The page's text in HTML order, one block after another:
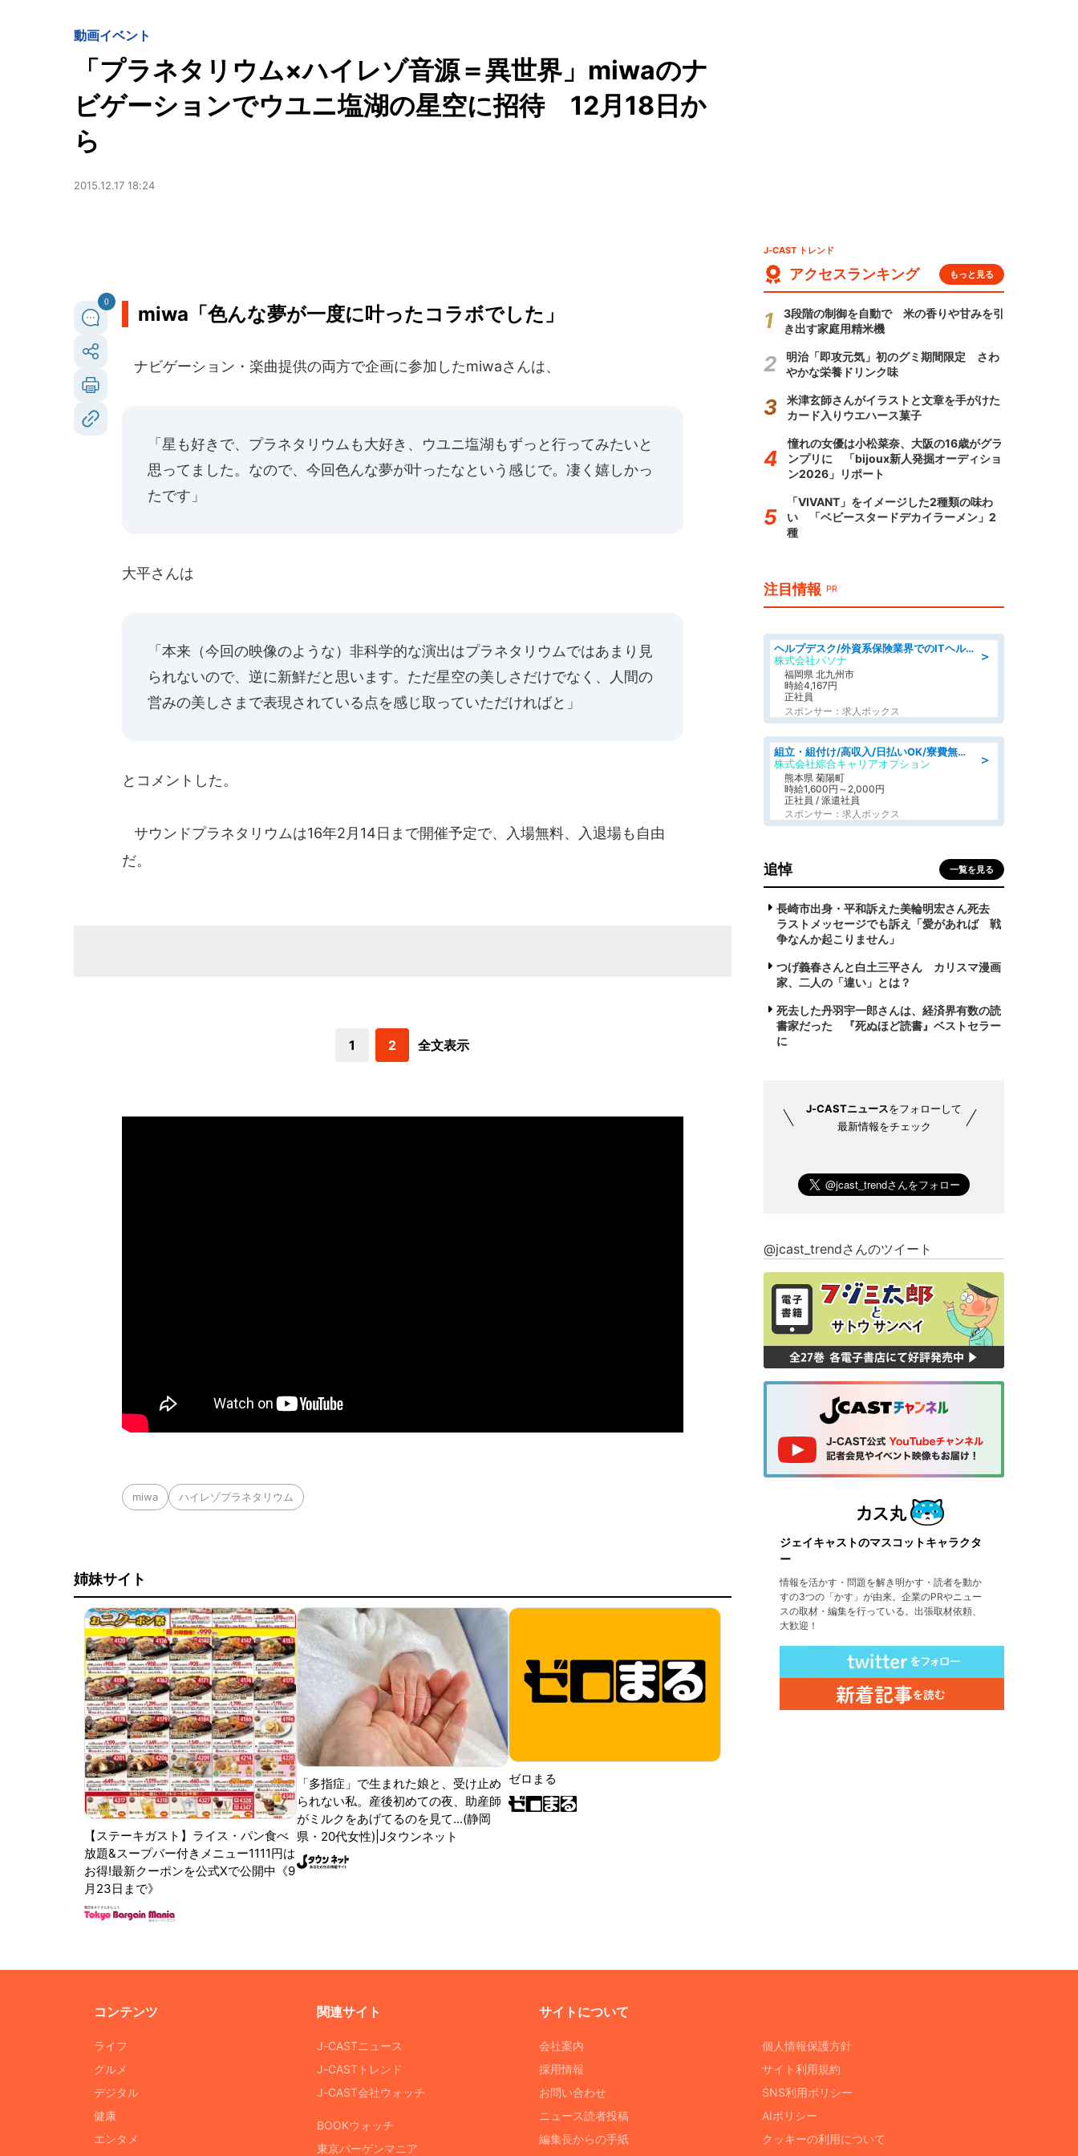
動画イベント
「プラネタリウム×ハイレゾ音源＝異世界」miwaのナ
ビゲーションでウユニ塩湖の星空に招待 12月18日か
ら
2015.12.17 18:24
0
miwa「色んな夢が一度に叶ったコラボでした」
ナビゲーション・楽曲提供の両方で企画に参加したmiwaさんは、
「星も好きで、プラネタリウムも大好き、ウユニ塩湖もずっと行ってみたいと
思ってました。なので、今回色んな夢が叶ったなという感じで。凄く嬉しかっ
たです」
大平さんは
「本来（今回の映像のような）非科学的な演出はプラネタリウムではあまり見
られないので、逆に新鮮だと思います。ただ星空の美しさだけでなく、人間の
営みの美しさまで表現されている点を感じ取っていただければと」
とコメントした。
サウンドプラネタリウムは16年2月14日まで開催予定で、入場無料、入退場も自由
だ。
1 2 全文表示
miwa ハイレゾプラネタリウム
姉妹サイト
【ステーキガスト】ライス・パン食べ
放題&スープバー付きメニュー1111円は
お得!最新クーポンを公式Xで公開中《9
月23日まで》
「多指症」で生まれた娘と、受け止め
られない私。産後初めての夜、助産師
がミルクをあげてるのを見て...(静岡
県・20代女性)|Jタウンネット
ゼロまる
J-CAST トレンド
アクセスランキング もっと見る
3段階の制御を自動で 米の香りや甘みを引
き出す家庭用精米機
明治「即攻元気」初のグミ期間限定 さわ
やかな栄養ドリンク味
米津玄師さんがイラストと文章を手がけた
カード入りウエハース菓子
憧れの女優は小松菜奈、大阪の16歳がグラ
ンプリに 「bijoux新人発掘オーディショ
ン2026」リポート
「VIVANT」をイメージした2種類の味わ
い 「ベビースタードデカイラーメン」2
種
注目情報 PR
＞
ヘルプデスク/外資系保険業界でのITヘルプデスク業務/駅近/即日勤務可/ヘルプデスク
株式会社パソナ
福岡県 北九州市
時給4,167円
正社員
スポンサー：求人ボックス
＞
組立・組付け/高収入/日払いOK/寮費無料/交替制/20・30・40代活躍中
株式会社綜合キャリアオプション
熊本県 菊陽町
時給1,600円～2,000円
正社員 / 派遣社員
スポンサー：求人ボックス
追悼 一覧を見る
長崎市出身・平和訴えた美輪明宏さん死去
ラストメッセージでも訴え「愛があれば 戦
争なんか起こりません」
つげ義春さんと白土三平さん カリスマ漫画
家、二人の「違い」とは？
死去した丹羽宇一郎さんは、経済界有数の読
書家だった 『死ぬほど読書』ベストセラー
に
J-CASTニュースをフォローして
最新情報をチェック
@jcast_trendさんのツイート
ジェイキャストのマスコットキャラクタ
ー
情報を活かす・問題を解き明かす・読者を動か
すの3つの「かす」が由来。企業のPRやニュー
スの取材・編集を行っている。出張取材依頼、
大歓迎！
コンテンツ
ライフ
グルメ
デジタル
健康
エンタメ
関連サイト
J-CASTニュース
J-CASTトレンド
J-CAST会社ウォッチ
BOOKウォッチ
東京バーゲンマニア
サイトについて
会社案内
採用情報
お問い合わせ
ニュース読者投稿
編集長からの手紙
個人情報保護方針
サイト利用規約
SNS利用ポリシー
AIポリシー
クッキーの利用について